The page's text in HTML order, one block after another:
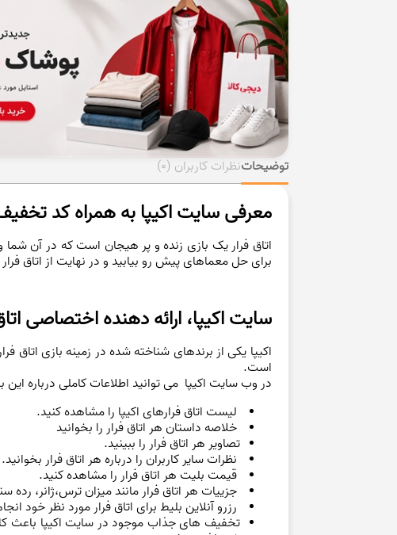
توضیحاتنظرات کاربران (0)
معرفی سایت اکیپا به همراه کد
اتاق فرار یک بازی زنده و پر هیجان است که در آن
برای حل معماهای پیش رو بیابید و در نهایت از اتاق
سایت اکیپا، ارائه دهنده اختصاصی
است.
در وب سایت اکیپا می توانید اطلاعات کاملی درباره
لیست اتاق فرارهای اکیپا را مشاهده کنید.
خلاصه داستان هر اتاق فرار را بخوانید
تصاویر هر اتاق فرار را ببینید.
نظرات سایر کاربران را درباره هر اتاق فرار بخوانید.
قیمت بلیت هر اتاق فرار را مشاهده کنید.
جزییات هر اتاق فرار مانند میزان ترس،ژانر، رده
رزرو آنلاین بلیط برای اتاق فرار مورد نظر خود
تخفیف های جذاب موجود در سایت اکیپا باعث